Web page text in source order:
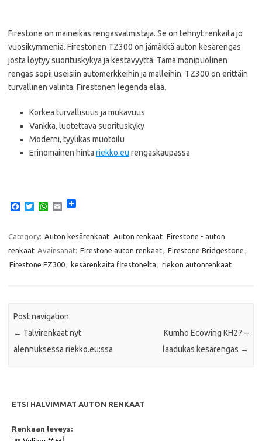
Firestone on maineikas rengasvalmistaja. Se on tehnyt renkaita jo
vuosikymmeniä. Firestonen TZ300 on jämäkkä auton kesärengas
josta löytyy suorituskykyä ja kestävyyttä. Tämä monipuolinen
rengas sopii useisiin automerkkeihin ja malleihin. TZ300 on erittäin
turvallinen valinta. Firestonen legenda elää.
Korkea turvallisuus ja mukavuus
Vankka, luotettava suorituskyky
Moderni, tyylikäs muotoilu
Erinomainen hinta riekko.eu rengaskaupassa
e
b
o
o
T
t
t
e
r
W
t
A
p
E
i
Category: Auton kesärenkaat Auton renkaat Firestone - auton
renkaat Avainsanat: Firestone auton renkaat Firestone Bridgestone
Firestone FZ300
kesärenkaita firestonelta riekon autonrenkaat
Post navigation
← Talvirenkaat nyt
alennuksessa riekko.eu:ssa
Kumho Ecowing KH27 –
laadukas kesärengas →
ETSI HALVIMMAT AUTON RENKAAT
Renkaan leveys: